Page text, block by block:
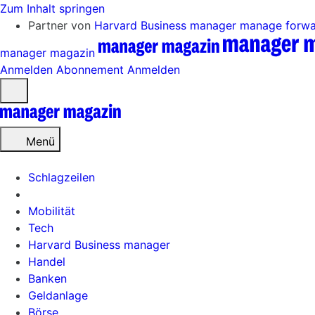
Zum Inhalt springen
Partner von Harvard Business manager manage
manager magazin
Anmelden Abonnement Anmelden
öffnen
Menü
Schlagzeilen
Mobilität
Tech
Harvard Business manager
Handel
Banken
Geldanlage
Börse